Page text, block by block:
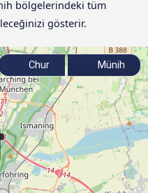
bölgelerindeki tüm
gösterir.
Chur Münih